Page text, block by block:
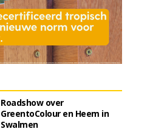
Roadshow over
GreentoColour en Heem in
Swalmen